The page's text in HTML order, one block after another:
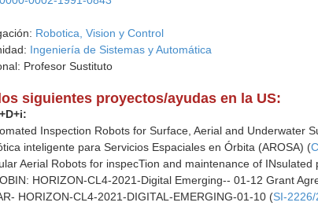
Robotica, Vision y Control
Ingeniería de Sistemas y Automática
Profesor Sustituto
siguientes proyectos/ayudas en la US:
Inspection Robots for Surface, Aerial and Underwater
inteligente para Servicios Espaciales en Órbita (AROSA) (
Aerial Robots for inspecTion and maintenance of
HORIZON-CL4-2021-Digital Emerging-- 01-12 Grant
HORIZON-CL4-2021-DIGITAL-EMERGING-01-10 (SI-